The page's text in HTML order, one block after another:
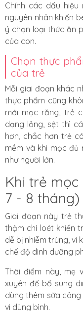
Chính các dấu hiệu
nguyên nhân khiến
ý chọn loại thức ăn
của con.
Chọn thực
của trẻ
Mỗi giai đoạn khác
thực phẩm cũng
mới mọc răng, trẻ
dạng lỏng, sệt thì
hơn, chắc hơn trẻ
mềm và khi mọc
như người lớn.
Khi trẻ
7 - 8 tháng)
Giai đoạn này trẻ
thậm chí loét khiến
dễ bị nhiễm trùng, vi
chế độ dinh dưỡng
Thời điểm này, mẹ
xuyên để bổ sung
dùng thêm sữa
vì dùng bình.